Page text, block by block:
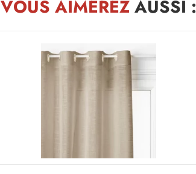
VOUS AIMEREZAUSSI :